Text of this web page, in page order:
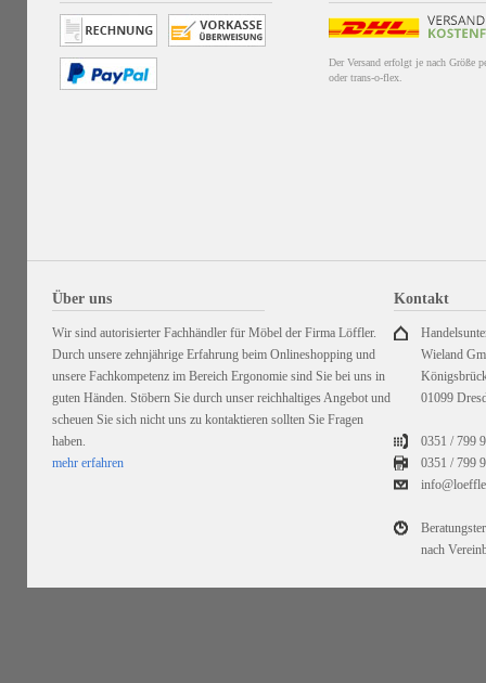
Der Versand erfolgt je nach Größe
oder trans-o-flex.
Über uns
Wir sind autorisierter Fachhändler für Möbel der Firma Löffler.
Durch unsere zehnjährige Erfahrung beim Onlineshopping und
unsere Fachkompetenz im Bereich Ergonomie sind Sie bei uns in
guten Händen. Stöbern Sie durch unser reichhaltiges Angebot und
scheuen Sie sich nicht uns zu kontaktieren sollten Sie Fragen
haben.
mehr erfahren
Kontakt
Wieland
01099
0351 / 799
0351 /799
nach